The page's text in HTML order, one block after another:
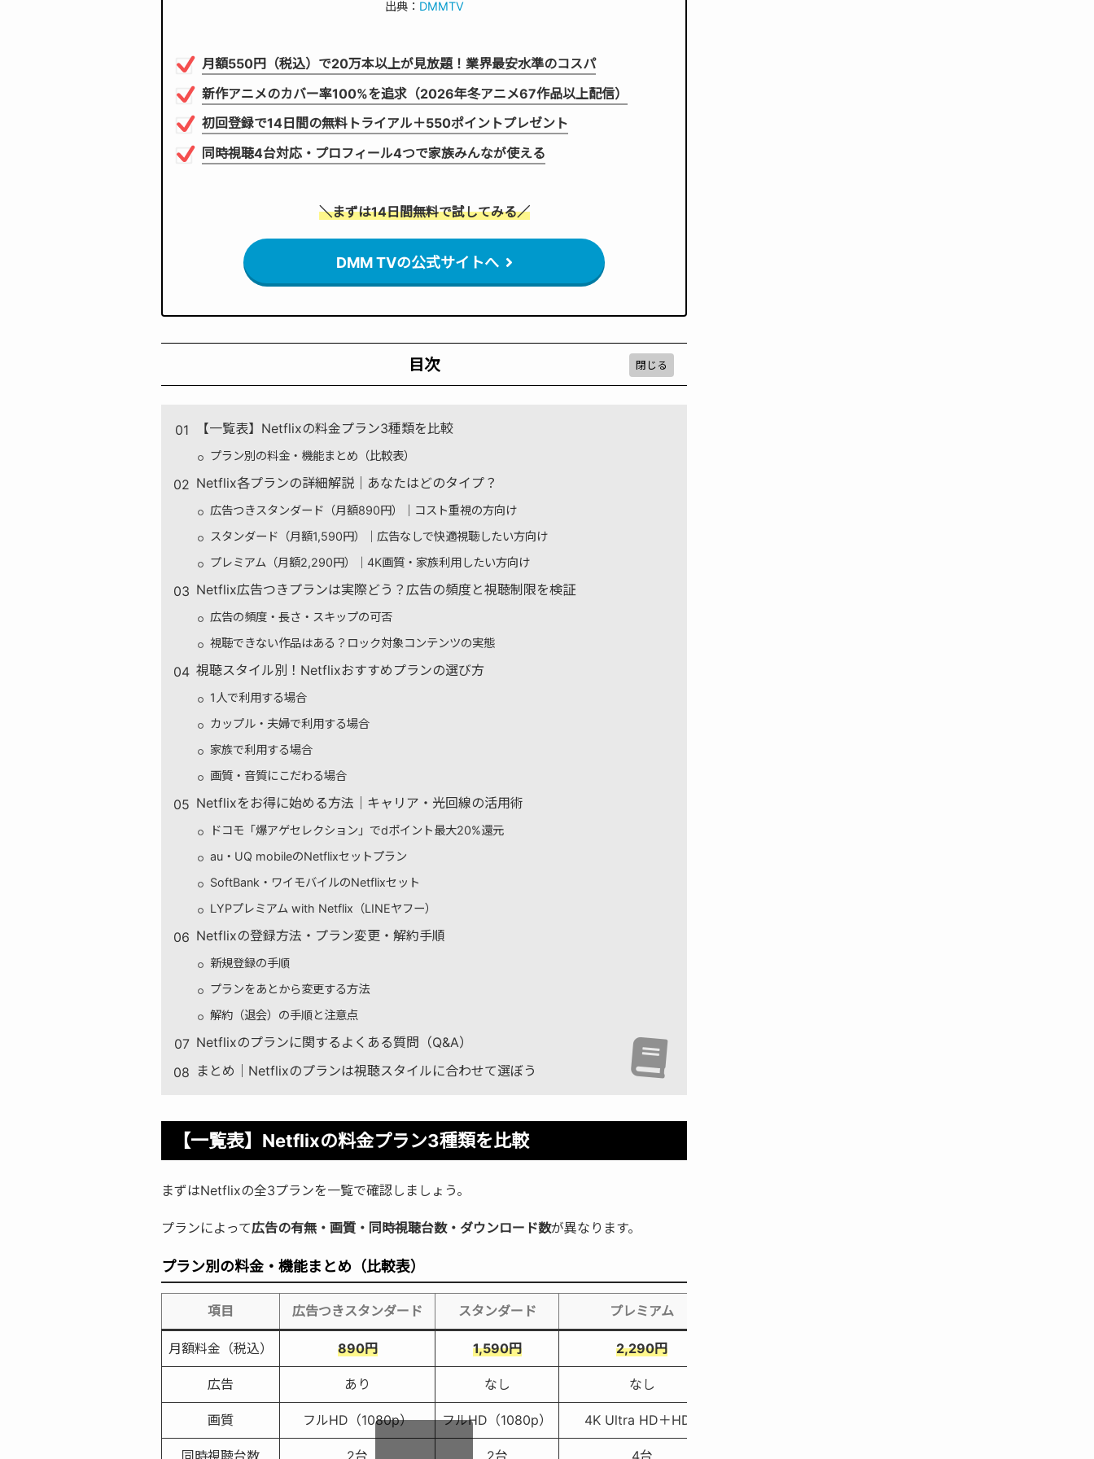
出典： DMMTV
月額550円（税込）で20万本以上が見放題！業界最安水準のコスパ
新作アニメのカバー率100%を追求（2026年冬アニメ67作品以上配信）
初回登録で14日間の無料トライアル＋550ポイントプレゼント
同時視聴4台対応・プロフィール4つで家族みんなが使える
＼まずは14日間無料で試してみる／
DMM TVの公式サイトへ
目次
【一覧表】Netflixの料金プラン3種類を比較
プラン別の料金・機能まとめ（比較表）
Netflix各プランの詳細解説｜あなたはどのタイプ？
広告つきスタンダード（月額890円）｜コスト重視の方向け
スタンダード（月額1,590円）｜広告なしで快適視聴したい方向け
プレミアム（月額2,290円）｜4K画質・家族利用したい方向け
Netflix広告つきプランは実際どう？広告の頻度と視聴制限を検証
広告の頻度・長さ・スキップの可否
視聴できない作品はある？ロック対象コンテンツの実態
視聴スタイル別！Netflixおすすめプランの選び方
1人で利用する場合
カップル・夫婦で利用する場合
家族で利用する場合
画質・音質にこだわる場合
Netflixをお得に始める方法｜キャリア・光回線の活用術
ドコモ「爆アゲセレクション」でdポイント最大20%還元
au・UQ mobileのNetflixセットプラン
SoftBank・ワイモバイルのNetflixセット
LYPプレミアム with Netflix（LINEヤフー）
Netflixの登録方法・プラン変更・解約手順
新規登録の手順
プランをあとから変更する方法
解約（退会）の手順と注意点
Netflixのプランに関するよくある質問（Q&A）
まとめ｜Netflixのプランは視聴スタイルに合わせて選ぼう
【一覧表】Netflixの料金プラン3種類を比較
まずはNetflixの全3プランを一覧で確認しましょう。
プランによって広告の有無・画質・同時視聴台数・ダウンロード数が異なります。
プラン別の料金・機能まとめ（比較表）
項目 広告つきスタンダード スタンダード プレミアム
月額料金（税込） 890円 1,590円 2,290円
広告 あり なし なし
画質 フルHD（1080p） フルHD（1080p） 4K Ultra HD＋HDR